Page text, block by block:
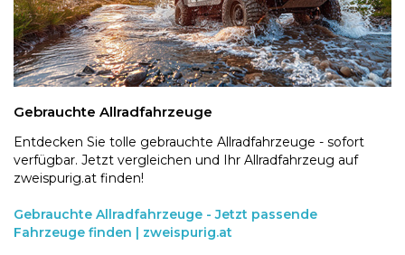
Gebrauchte Allradfahrzeuge
Entdecken Sie tolle gebrauchte Allradfahrzeuge - sofort
verfügbar. Jetzt vergleichen und Ihr Allradfahrzeug auf
zweispurig.at finden!
Gebrauchte Allradfahrzeuge - Jetzt passende
Fahrzeuge finden | zweispurig.at